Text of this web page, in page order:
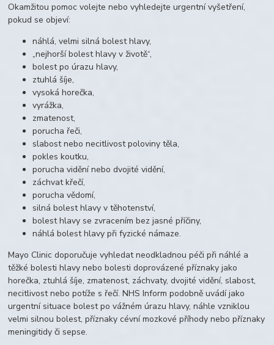
Okamžitou pomoc volejte nebo vyhledejte urgentní vyšetření,
pokud se objeví:
náhlá, velmi silná bolest hlavy,
„nejhorší bolest hlavy v životě“,
bolest po úrazu hlavy,
ztuhlá šíje,
vysoká horečka,
vyrážka,
zmatenost,
porucha řeči,
slabost nebo necitlivost poloviny těla,
pokles koutku,
porucha vidění nebo dvojité vidění,
záchvat křečí,
porucha vědomí,
silná bolest hlavy v těhotenství,
bolest hlavy se zvracením bez jasné příčiny,
náhlá bolest hlavy při fyzické námaze.
Mayo Clinic doporučuje vyhledat neodkladnou péči při náhlé a
těžké bolesti hlavy nebo bolesti doprovázené příznaky jako
horečka, ztuhlá šíje, zmatenost, záchvaty, dvojité vidění, slabost,
necitlivost nebo potíže s řečí. NHS Inform podobně uvádí jako
urgentní situace bolest po vážném úrazu hlavy, náhle vzniklou
velmi silnou bolest, příznaky cévní mozkové příhody nebo příznaky
meningitidy či sepse.